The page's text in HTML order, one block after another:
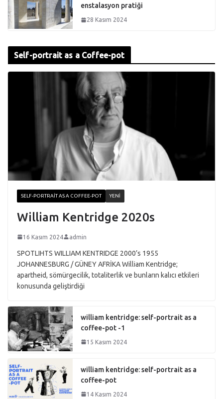
enstalasyon pratiği
28 Kasım 2024
Self-portrait as a Coffee-pot
SELF-PORTRAIT AS A COFFEE-POT YENI
William Kentridge 2020s
16 Kasım 2024 admin
SPOTLIHTS WILLIAM KENTRIDGE 2000’s 1955
JOHANNESBURG / GÜNEY AFRİKA William Kentridge;
apartheid, sömürgecilik, totaliterlik ve bunların kalıcı etkileri
konusunda geliştirdiği
william kentridge: self-portrait as a
coffee-pot -1
15 Kasım 2024
william kentridge: self-portrait as a
coffee-pot
14 Kasım 2024